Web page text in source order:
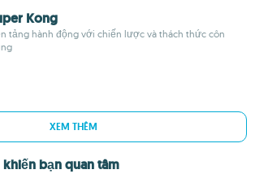
Kong
tảng hành động với chiến lược và thách thức côn
XEM THÊM
bạn quan tâm